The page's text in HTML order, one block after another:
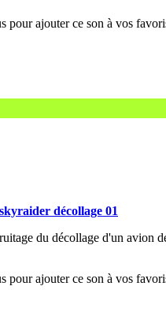
décollage 01
du décollage d'un avion